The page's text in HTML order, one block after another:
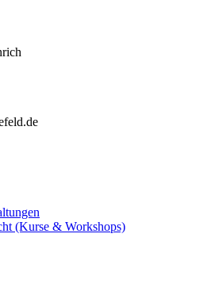
(Kurse & Workshops)